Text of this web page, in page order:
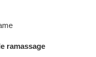
ramassage